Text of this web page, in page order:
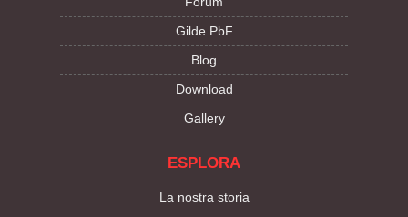
Gilde PbF
Blog
Download
Gallery
ESPLORA
La nostra storia